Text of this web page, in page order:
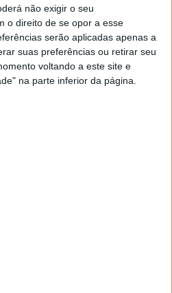
não exigir o seu
o direito de se opor a esse
serão aplicadas apenas a
suas preferências ou retirar seu
voltando a este site e
na parte inferior da página.